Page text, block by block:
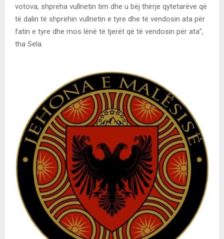
votova, shpreha vullnetin tim dhe u bëj thirrje qytetarëve që
të dalin të shprehin vullnetin e tyre dhe të vendosin ata për
fatin e tyre dhe mos lënë të tjerët që të vendosin për ata”,
tha Sela.